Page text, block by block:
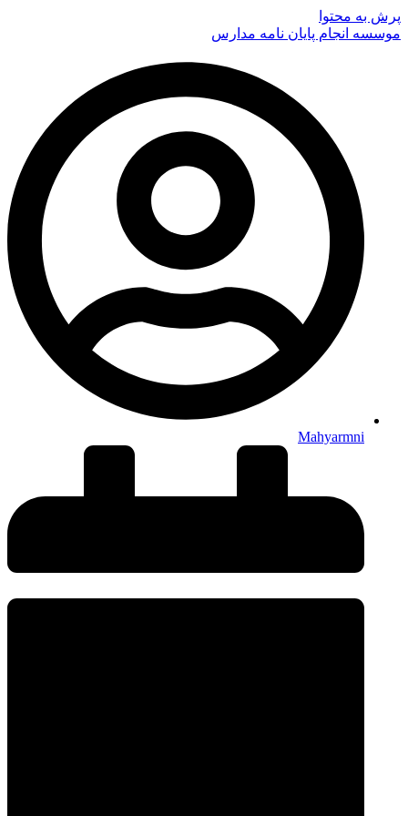
پرش به محتوا
موسسه انجام پایان نامه مدارس
Mahyarmni